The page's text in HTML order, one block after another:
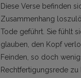
Diese Verse befinden
Zusammenhang
Tode geführt. Sie fühlt
glauben, den Kopf
Feinden, so doch
Rechtfertigungsrede zu